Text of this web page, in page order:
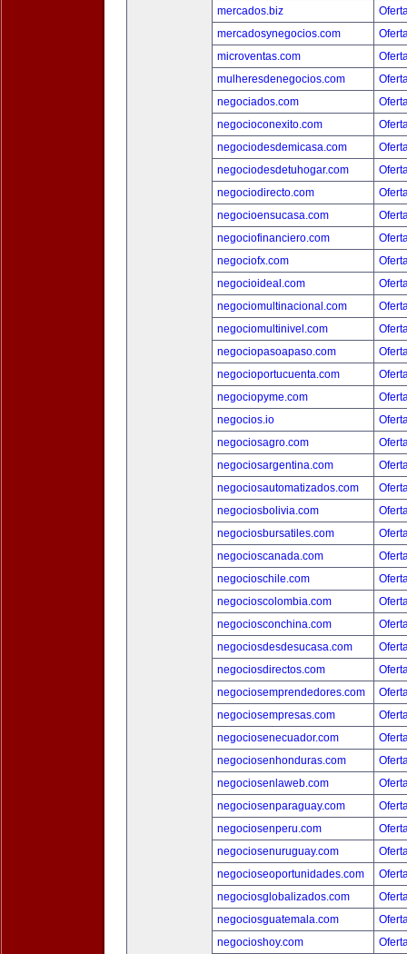
mercados.biz
mercadosynegocios.com
microventas.com
mulheresdenegocios.com
negociados.com
negocioconexito.com
negociodesdemicasa.com
negociodesdetuhogar.com
negociodirecto.com
negocioensucasa.com
negociofinanciero.com
negociofx.com
negocioideal.com
negociomultinacional.com
negociomultinivel.com
negociopasoapaso.com
negocioportucuenta.com
negociopyme.com
negocios.io
negociosagro.com
negociosargentina.com
negociosautomatizados.com
negociosbolivia.com
negociosbursatiles.com
negocioscanada.com
negocioschile.com
negocioscolombia.com
negociosconchina.com
negociosdesdesucasa.com
negociosdirectos.com
negociosemprendedores.com
negociosempresas.com
negociosenecuador.com
negociosenhonduras.com
negociosenlaweb.com
negociosenparaguay.com
negociosenperu.com
negociosenuruguay.com
negocioseoportunidades.com
negociosglobalizados.com
negociosguatemala.com
negocioshoy.com